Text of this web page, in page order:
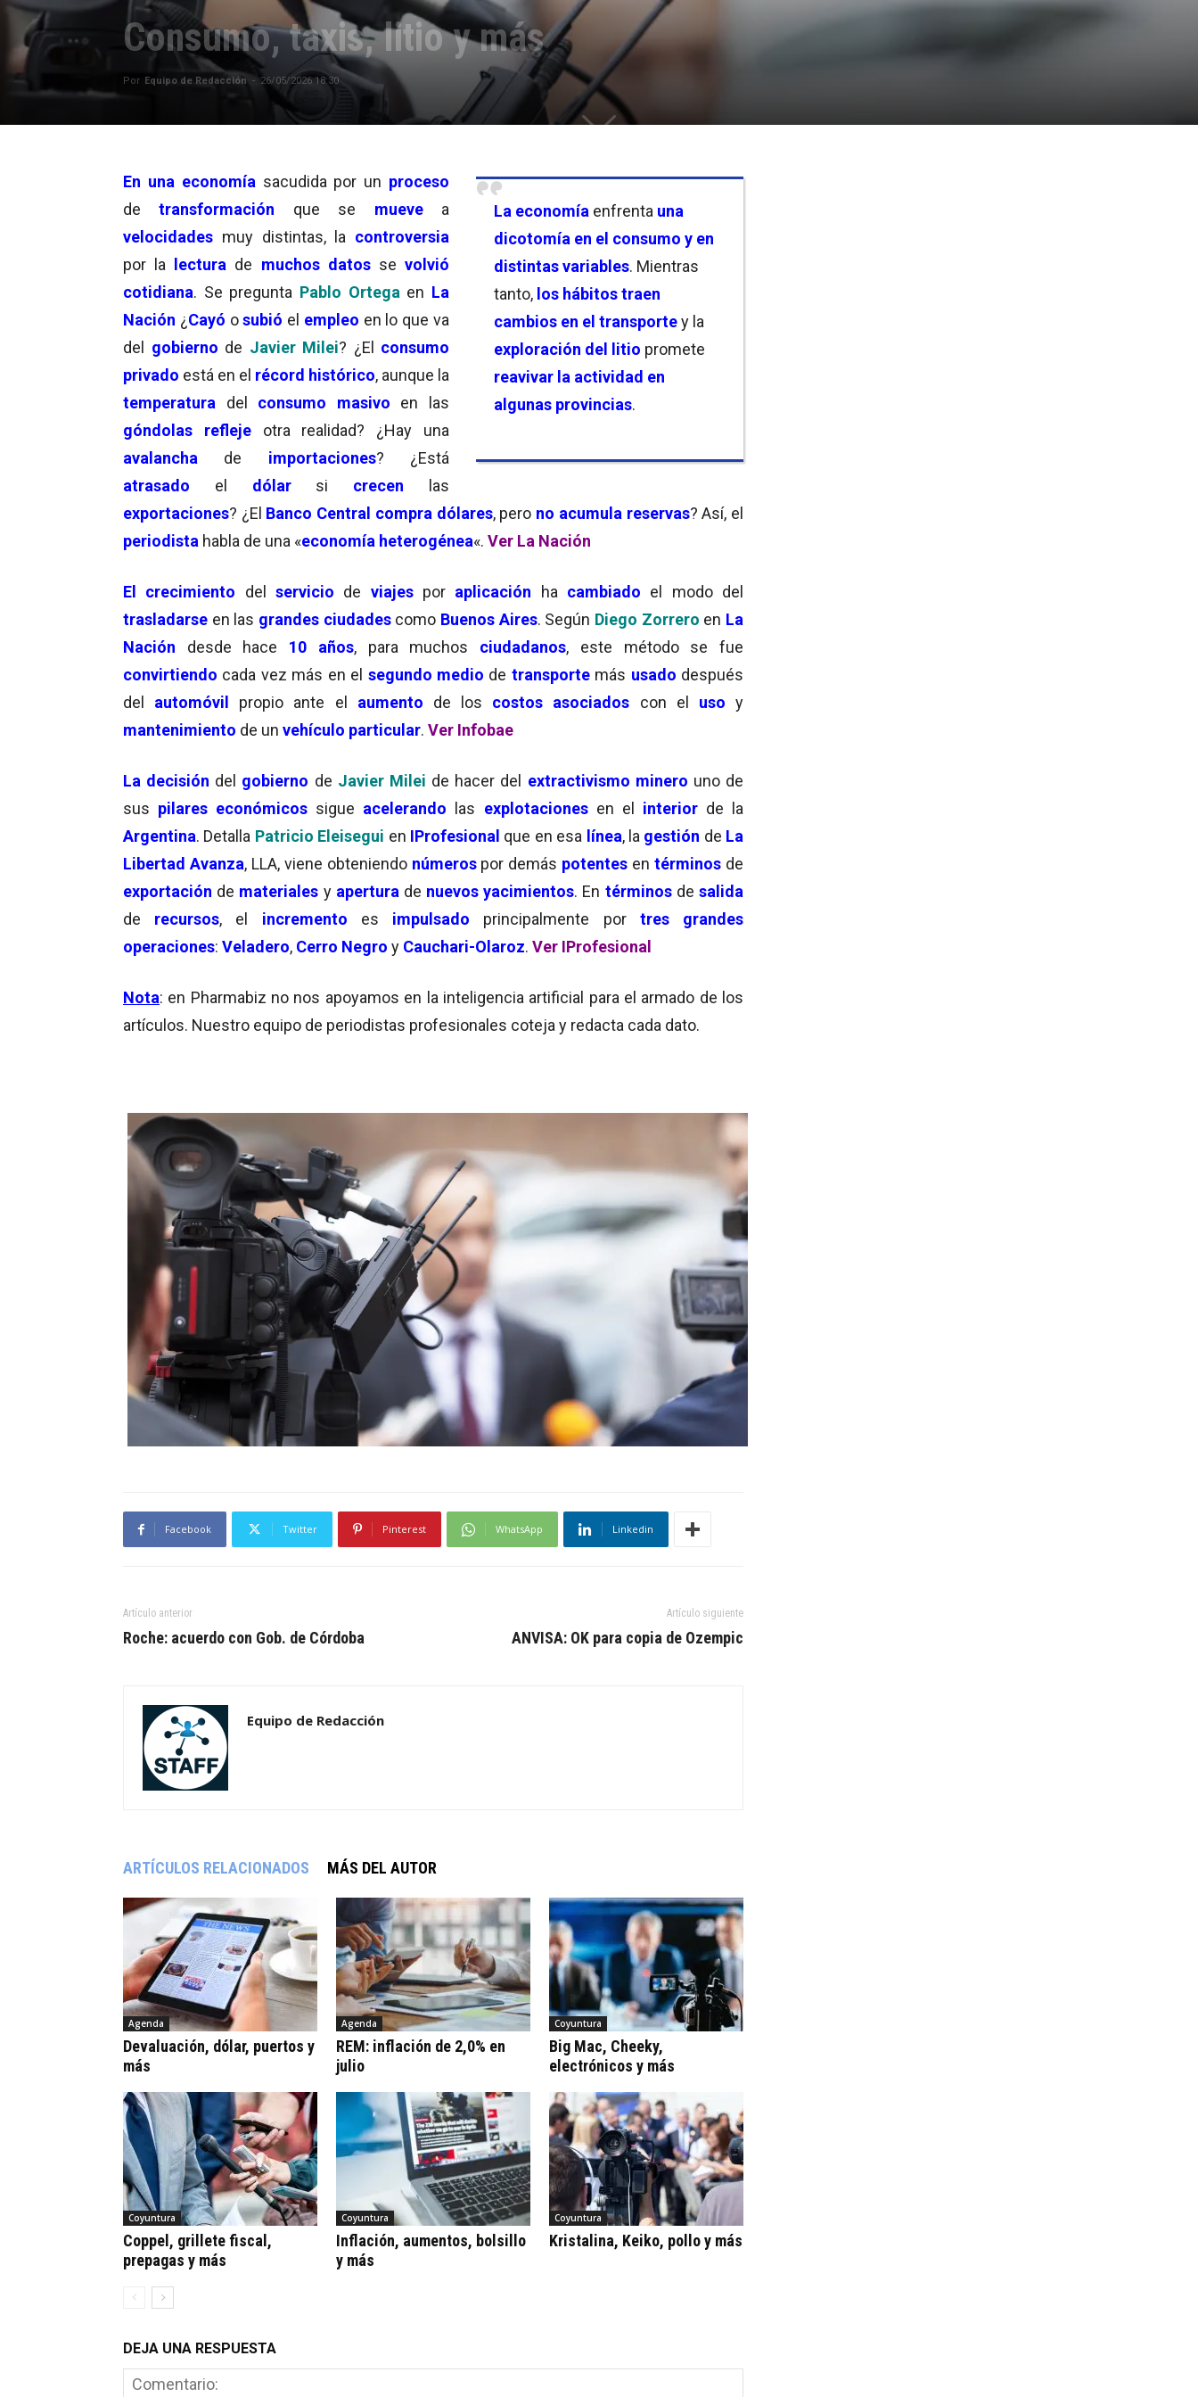
Consumo, taxis, litio y más
Por Equipo de Redacción - 26/05/2026 18:30
La economía enfrenta una
dicotomía en el consumo y en
distintas variables. Mientras
tanto, los hábitos traen
cambios en el transportey la
exploración del litio promete
reavivar la actividad en
algunas provincias.
En una economía sacudida por un proceso
detransformación que se mueve
a
velocidades muy distintas, la controversia
por la lectura de muchos datos sevolvió
cotidiana. Se pregunta Pablo Ortega en La
Nación ¿Cayó osubió el empleo en lo que va
del gobierno de Javier Milei? ¿El consumo
privado está en el récord histórico, aunque la
temperatura
del consumo masivo
en las
góndolas
refleje
otra realidad? ¿Hay una
avalancha
de importaciones? ¿Está
atrasado
el dólar si crecen
las
exportaciones? ¿El Banco Central compra dólares, pero no acumula reservas? Así, el
periodista habla de una «economía heterogénea«. Ver La Nación
El crecimiento delservicio de viajes por aplicación ha cambiado el modo del
trasladarse en las grandes ciudades como Buenos Aires. Según Diego Zorrero en La
Nación
desde hace 10 años, para muchos ciudadanos, este método se fue
convirtiendo cada vez más en el segundo medio de transporte más usado después
del automóvil propio ante el aumento de los costos asociados con el uso y
mantenimiento de un vehículo particular. Ver Infobae
La decisión del gobierno de Javier Milei de hacer del extractivismo minero uno de
sus pilares económicos sigue acelerando las explotaciones en el interior de la
Argentina. Detalla Patricio Eleisegui en IProfesional que en esa línea, la gestión de La
Libertad Avanza, LLA, viene obteniendo númerospor demás potentes entérminos de
exportación de materiales y apertura de nuevos yacimientos. En términos desalida
de recursos, el incremento es impulsado principalmente por tres grandes
operaciones: Veladero, Cerro Negro y Cauchari-Olaroz. Ver IProfesional
Nota: en Pharmabiz no nos apoyamos en la inteligencia artificial para el armado de los
artículos. Nuestro equipo de periodistas profesionales coteja y redacta cada dato.
Facebook Twitter Pinterest WhatsApp Linkedin
Artículo anterior
Roche: acuerdo con Gob. de Córdoba
Artículo siguiente
ANVISA: OK para copia de Ozempic
Equipo de Redacción
ARTÍCULOS RELACIONADOS MÁS DEL AUTOR
Agenda
Devaluación, dólar, puertos y
más
Agenda
REM: inflación de 2,0% en
julio
Coyuntura
Big Mac, Cheeky,
electrónicos y más
Coyuntura
Coppel, grillete fiscal,
prepagas y más
Coyuntura
Inflación, aumentos, bolsillo
y más
Coyuntura
Kristalina, Keiko, pollo y más
DEJA UNA RESPUESTA